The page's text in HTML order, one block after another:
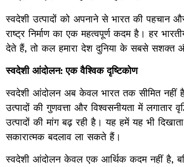
स्वदेशी उत्पादों को अपनाने से भारत की पहचान
राष्ट्र निर्माण का एक महत्वपूर्ण कदम है। हर
देते हैं, तो कल हमारा देश दुनिया के सबसे सशक्त
स्वदेशी आंदोलन: एक वैश्विक दृष्टिकोण
स्वदेशी आंदोलन अब केवल भारत तक सीमित नहीं
उत्पादों की गुणवत्ता और विश्वसनीयता में लगातार
उत्पादों की मांग बढ़ रही है। यह हमें यह भी
सकारात्मक बदलाव ला सकते हैं।
स्वदेशी आंदोलन केवल एक आर्थिक कदम नहीं है,